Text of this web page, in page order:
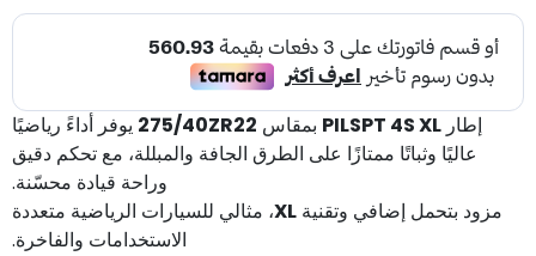
إطار PILSPT 4S XL بمقاس 275/40ZR22 يوفر أداءً رياضيًا
عاليًا وثباتًا ممتازًا على الطرق الجافة والمبللة، مع تحكم دقيق
وراحة قيادة محسّنة.
مزود بتحمل إضافي وتقنية XL، مثالي للسيارات الرياضية متعددة
الاستخدامات والفاخرة.